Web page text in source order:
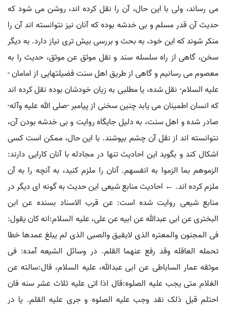
می رساند، ولی با این حال، آن را نقل کرده اند، روشن می شود که
حدیث آن قدر مسلم و بی خدشه بوده که آنان نیز نتوانسته اند آن را
منکر شوند که این خود، به بحث و بررسی بیش تری نیاز دارد. به دیگر
سخن، گاهی از راه سلسله سند و نقل موثق عن موثق، حدیث را به
معصوم می رسانیم و گاهی از طریق اهل سنت فضیلتهایی از امامان -
علیه السلام- نقل شده، یا مطلبی به زیان خودشان بوده نقل کرده اند
که انسان اطمینان می یابد چنین سخنی از پیامبر -صلی الله علیه وآله-
صادر شده و اهل سنت، به دلیل جایگاه روایت و بی خدشه بودن آن،
نتوانسته اند از نقل آن چشم بپوشند. با این حال، ممکن است کسی
اشکال کند و بگوید این احادیث تنها در مجادله با آنان کارایی دارند:
الزموهم بما الزموا به انفسهم. آنان را ملزم کنید، به آنچه را به آن
ملزم کرده اند. ← احادیث منابع شیعی این حدیث به گونه ای دیگر در
منابع شیعی روایت شده است: عن قرب الاسناد بسنده عن ابن
البختری عن ابی عبدالله عن ابیه عن علی، علیه السلام:انه کان یقول:
فی المجنون والمعتره الذی لایفیق والصبی الذی لم یبلغ عمدها خطا
تحمله العاقله وقد رفع عنهما القلم. در وسائل الشیعه آمده: فی
موثقه عمار الساباطی عن ابی عبدالله، علیه السلام، قال:سالته عن
الغلام متی یجب علیه الصلوه:قال اذا اتی علیه ثلاث عشر سنه فان
احتلم قبل ذلک نقد وجب علیه الصلوه و جری علیه القلم. یا در